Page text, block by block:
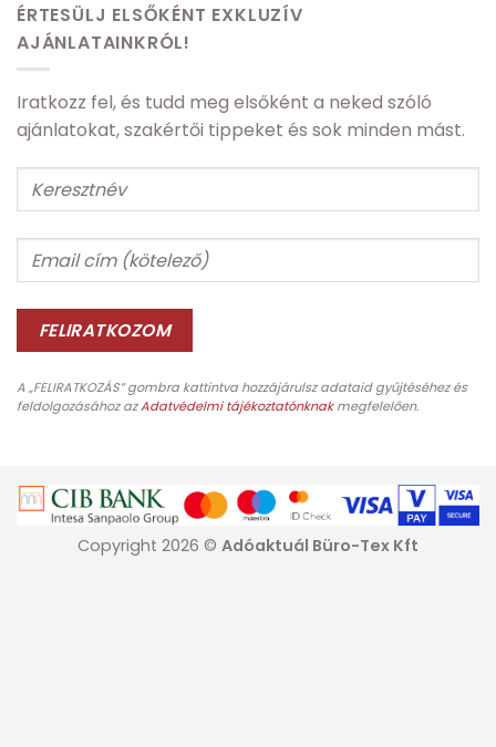
ÉRTESÜLJ ELSŐKÉNT EXKLUZÍV
AJÁNLATAINKRÓL!
Iratkozz fel, és tudd meg elsőként a neked szóló
ajánlatokat, szakértői tippeket és sok minden mást.
A „FELIRATKOZÁS” gombra kattintva hozzájárulsz adataid gyűjtéséhez és
feldolgozásához azAdatvédelmi tájékoztatónknakmegfelelően.
Copyright 2026 © Adóaktuál Büro-Tex Kft